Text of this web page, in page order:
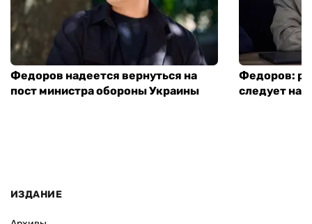
Федоров надеется вернуться на
пост министра обороны Украины
Федоров:
следует
ИЗДАНИЕ